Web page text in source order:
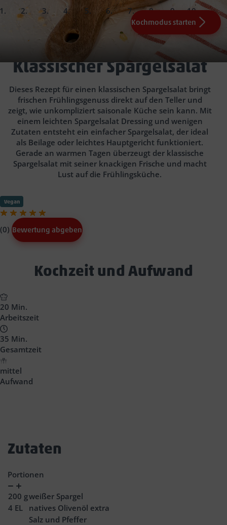
slide
slide
slide
slide
3.
slide
4.
slide slide
6.
slide
7.
slide
8.
slide
9.
Kochmodus starten
Angeboten der Woche
g weißer Spargel
EL natives Olivenöl extra
8 Min.
rote Zwiebel(n)
Radieschen Salz und Pfeffer 1TL Zucker
4EL natives Olivenöl extra
EL
TL Senf
Wasser
Zwiebelwürfel Radieschen 1TL Schnittlauch
warmen Spargel
Zucker, Salz und
Pfeffer
15 Min.
Zucker, Salz
Klassischer Spargelsalat
Dieses Rezept für einen klassischen Spargelsalat bringt
frischen Frühlingsgenuss direkt auf den Teller und
zeigt, wie unkompliziert saisonale Küche sein kann. Mit
einem leichten Spargelsalat Dressing und wenigen
Zutaten entsteht ein einfacher Spargelsalat, der ideal
als Beilage oder leichtes Hauptgericht funktioniert.
Gerade an warmen Tagen überzeugt der klassische
Spargelsalat mit seiner knackigen Frische und macht
Lust auf die Frühlingsküche.
Vegan
(0) Bewertung abgeben
Text
Headline
Kochzeit und Aufwand
20 Min.
Arbeitszeit
35 Min.
Gesamtzeit
mittel
Aufwand
Zutaten
Portionen
Verringern
Zunahme
200 gweißer Spargel
4 EL
natives Olivenöl extra
Salz und Pfeffer